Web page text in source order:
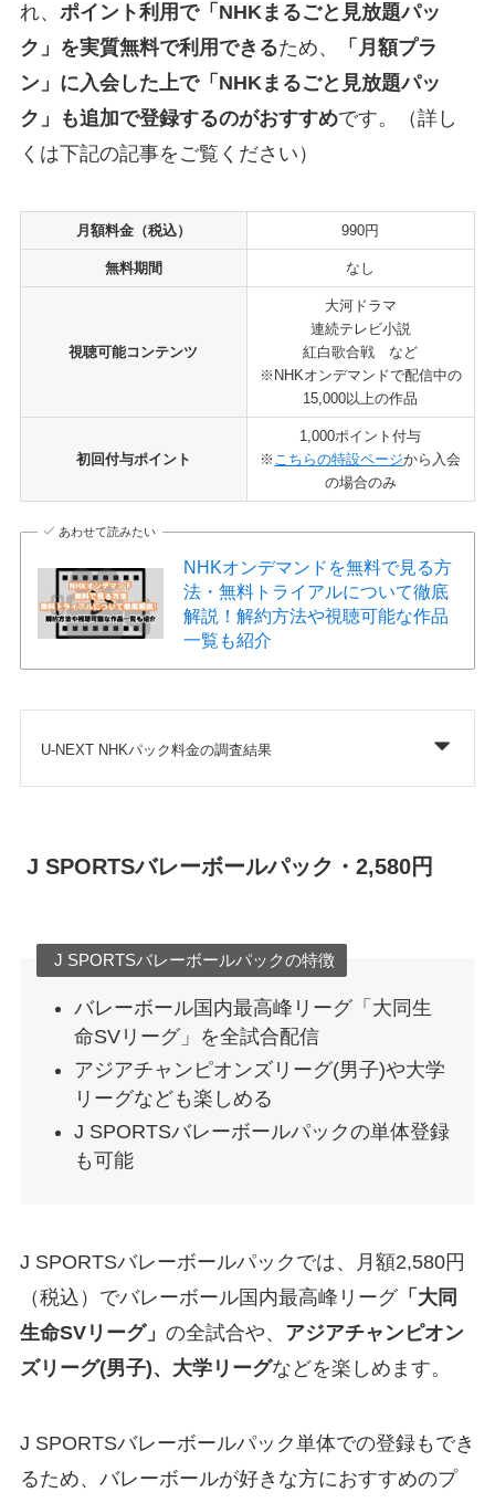
れ、 ポイント利用で「NHKまるごと見放題パッ
ク」を実質無料で利用できるため、
「月額プラ
ン」に入会した上で「NHKまるごと見放題パッ
ク」も追加で登録するのがおすすめです。（詳し
くは下記の記事をご覧ください）
月額料金（税込） 990円
無料期間 なし
視聴可能コンテンツ
大河ドラマ
連続テレビ小説
紅白歌合戦 など
※NHKオンデマンドで配信中の
15,000以上の作品
初回付与ポイント
1,000ポイント付与
※ こちらの特設ページから入会
の場合のみ
あわせて読みたい
NHKオンデマンドを無料で見る方
法・無料トライアルについて徹底
解説！解約方法や視聴可能な作品
一覧も紹介
U-NEXT NHKパック料金の調査結果
J SPORTSバレーボールパック・2,580円
J SPORTSバレーボールパックの特徴
バレーボール国内最高峰リーグ「大同生
命SVリーグ」を全試合配信
アジアチャンピオンズリーグ(男子)や大学
リーグなども楽しめる
J SPORTSバレーボールパックの単体登録
も可能
J SPORTSバレーボールパックでは、月額2,580円
（税込）でバレーボール国内最高峰リーグ「大同
生命SVリーグ」 の全試合や、 アジアチャンピオン
ズリーグ(男子)、大学リーグなどを楽しめます。
J SPORTSバレーボールパック単体での登録もでき
るため、バレーボールが好きな方におすすめのプ